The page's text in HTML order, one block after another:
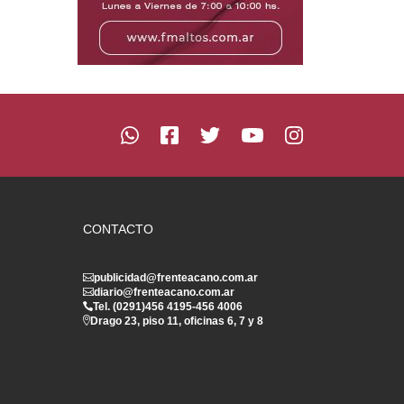
CONTACTO
publicidad@frenteacano.com.ar
diario@frenteacano.com.ar
Tel. (0291)456 4195-456 4006
Drago 23, piso 11, oficinas 6, 7 y 8